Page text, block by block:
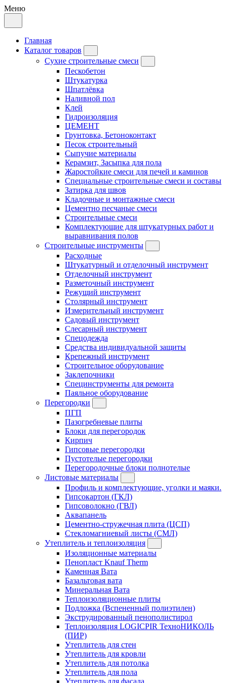
Меню
Главная
Каталог товаров
Сухие строительные смеси
Пескобетон
Штукатурка
Шпатлёвка
Наливной пол
Клей
Гидроизоляция
ЦЕМЕНТ
Грунтовка, Бетоноконтакт
Песок строительный
Сыпучие материалы
Керамзит, Засыпка для пола
Жаростойкие смеси для печей и каминов
Специальные строительные смеси и составы
Затирка для швов
Кладочные и монтажные смеси
Цементно песчаные смеси
Строительные смеси
Комплектующие для штукатурных работ и
выравнивания полов
Строительные инструменты
Расходные
Штукатурный и отделочный инструмент
Отделочный инструмент
Разметочный инструмент
Режущий инструмент
Столярный инструмент
Измерительный инструмент
Садовый инструмент
Слесарный инструмент
Спецодежда
Средства индивидуальной защиты
Крепежный инструмент
Строительное оборудование
Заклепочники
Специнструменты для ремонта
Паяльное оборудование
Перегородки
ПГП
Пазогребневые плиты
Блоки для перегородок
Кирпич
Гипсовые перегородки
Пустотелые перегородки
Перегородочные блоки полнотелые
Листовые материалы
Профиль и комплектующие, уголки и маяки.
Гипсокартон (ГКЛ)
Гипсоволокно (ГВЛ)
Аквапанель
Цементно-стружечная плита (ЦСП)
Стекломагниевый листы (СМЛ)
Утеплитель и теплоизоляция
Изоляционные материалы
Пенопласт Knauf Therm
Каменная Вата
Базальтовая вата
Минеральная Вата
Теплоизоляционные плиты
Подложка (Вспененный полиэтилен)
Экструдированный пенополистирол
Теплоизоляция LOGICPIR ТехноНИКОЛЬ
(ПИР)
Утеплитель для стен
Утеплитель для кровли
Утеплитель для потолка
Утеплитель для пола
Утеплитель для фасада